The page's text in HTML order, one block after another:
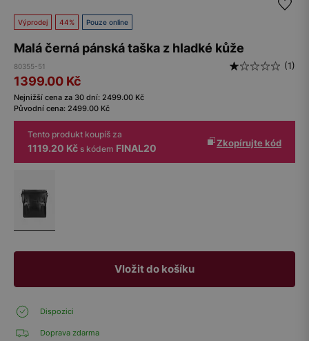
Výprodej 44% Pouze online
Malá černá pánská taška z hladké kůže
80355-51 (1)
1399.00 Kč
Nejnižší cena za 30 dní: 2499.00 Kč
Původní cena: 2499.00 Kč
Tento produkt koupíš za
1119.20 Kč s kódem FINAL20 Zkopírujte kód
Vložit do košíku
Dispozici
Doprava zdarma